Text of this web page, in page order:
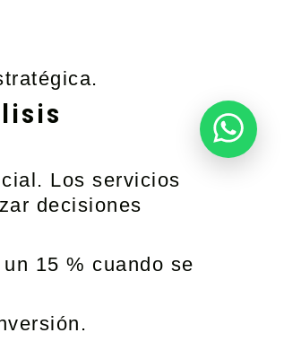
Los servicios
decisiones
15 % cuando se